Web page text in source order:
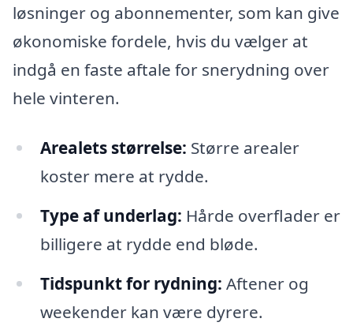
løsninger og abonnementer, som kan give
økonomiske fordele, hvis du vælger at
indgå en faste aftale for snerydning over
hele vinteren.
Arealets størrelse: Større arealer
koster mere at rydde.
Type af underlag: Hårde overflader er
billigere at rydde end bløde.
Tidspunkt for rydning: Aftener og
weekender kan være dyrere.